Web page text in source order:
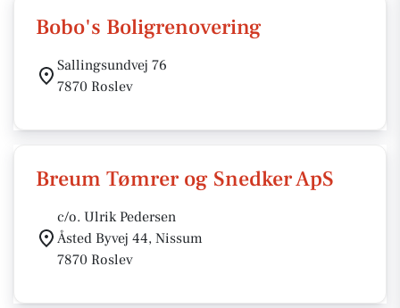
Bobo's Boligrenovering
Sallingsundvej 76
7870 Roslev
Breum Tømrer og Snedker ApS
c/o. Ulrik Pedersen
Åsted Byvej 44, Nissum
7870 Roslev